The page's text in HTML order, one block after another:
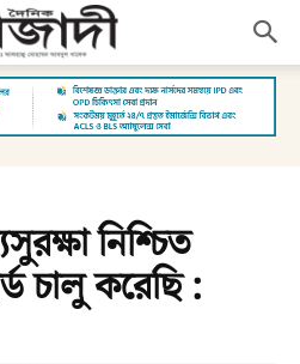
নিশ্চিত
চালু করেছি :